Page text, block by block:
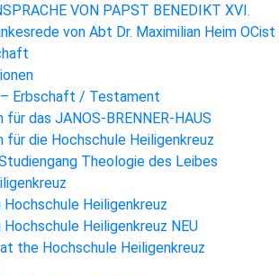
VON PAPST BENEDIKT XVI.
von Abt Dr. Maximilian Heim OCist
Erbschaft / Testament
für das JANOS-BRENNER-HAUS
für die Hochschule Heiligenkreuz
Theologie des Leibes
Heiligenkreuz
Heiligenkreuz NEU
the Hochschule Heiligenkreuz